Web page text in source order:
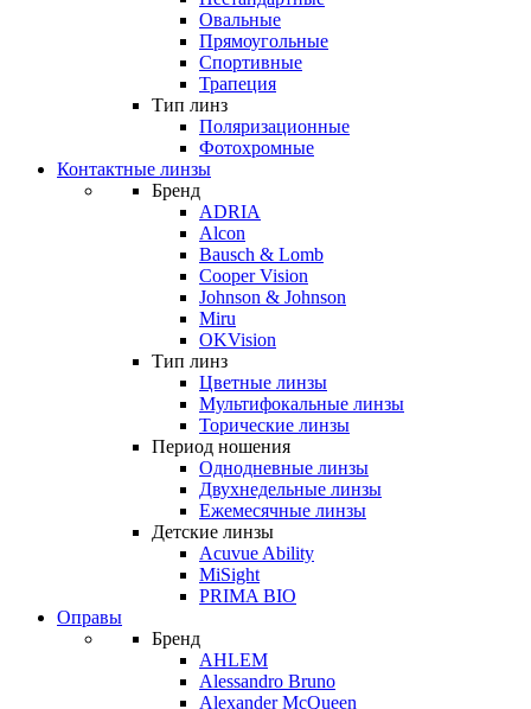
Овальные
Прямоугольные
Спортивные
Трапеция
Тип линз
Поляризационные
Фотохромные
Контактные линзы
Бренд
ADRIA
Alcon
Bausch & Lomb
Cooper Vision
Johnson & Johnson
Miru
OKVision
Тип линз
Цветные линзы
Мультифокальные линзы
Торические линзы
Период ношения
Однодневные линзы
Двухнедельные линзы
Ежемесячные линзы
Детские линзы
Acuvue Ability
MiSight
PRIMA BIO
Оправы
Бренд
AHLEM
Alessandro Bruno
Alexander McQueen